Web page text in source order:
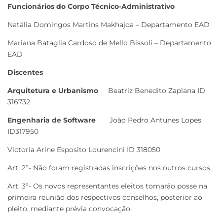
Funcionários do Corpo Técnico-Administrativo
Natália Domingos Martins Makhajda – Departamento EAD
Mariana Bataglia Cardoso de Mello Bissoli – Departamento
EAD
Discentes
Arquitetura e Urbanismo Beatriz Benedito Zaplana ID
316732
Engenharia de Software
João Pedro Antunes Lopes
ID317950
Victoria Arine Esposito Lourencini ID 318050
Art. 2º- Não foram registradas inscrições nos outros cursos.
Art. 3º- Os novos representantes eleitos tomarão posse na
primeira reunião dos respectivos conselhos, posterior ao
pleito, mediante prévia convocação.